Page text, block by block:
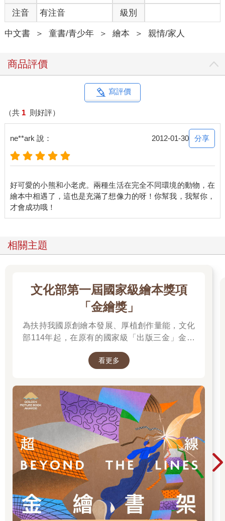
注音 有注音 級別
中文書 ＞ 童書/青少年 ＞ 繪本 ＞ 親情/家人
商品評價
寫評價
（共 1 則好評）
ne**ark 說： 2012-01-30 分享
好可愛的小熊和小老虎。兩種生活在完全不同環境的動物，在
繪本中相遇了，這也是充滿了想像力的呀！你幫我，我幫你，
相關主題
文化部第一屆國家級繪本獎項
「金繪獎」
為扶持我國原創繪本發展、厚植創作量能，文化
部114年起，在原有的國家級「出版三金」金鼎
促進台灣圖文出版的多元發展。獎項分為「特別
「跨域應用獎」、「年度繪本獎」，以及「金繪
大獎」。
看更多